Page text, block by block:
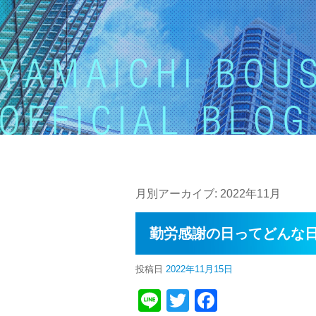
月別アーカイブ: 2022年11月
勤労感謝の日ってどんな
投稿日 2022年11月15日
LineTwitter